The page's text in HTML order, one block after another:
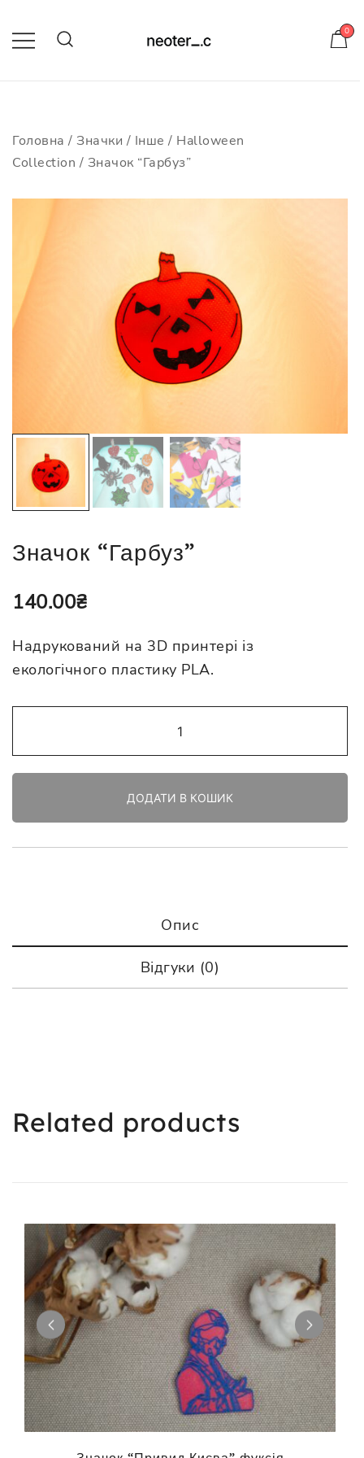
content
0
Головна / Значки / Інше / Halloween
Collection / Значок “Гарбуз”
Значок “Гарбуз”
140.00₴
Надрукований на 3D принтері із
екологічного пластику PLA.
“Гарбуз”
кількість
ДОДАТИ В КОШИК
Опис
Відгуки (0)
Related products